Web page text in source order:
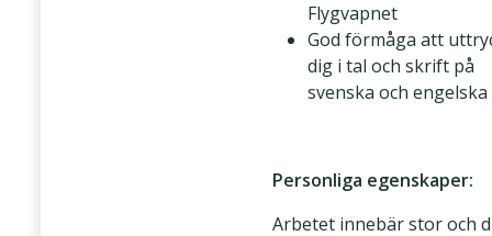
Flygvapnet
God förmåga att
dig i tal och skrift på
svenska och engelska
Personliga egenskaper:
Arbetet innebär stor och